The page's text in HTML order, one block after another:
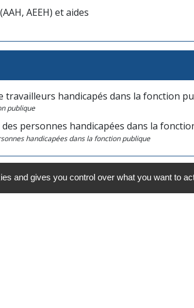
AEEH) et aides
travailleurs handicapés dans la fonction
publique
personnes handicapées dans la
handicapées dans la fonction publique
and gives you control over what you want to